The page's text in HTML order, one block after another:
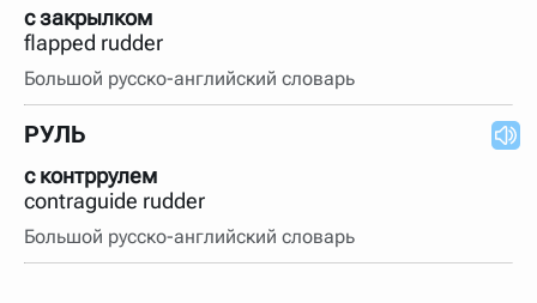
с закрылком
flapped rudder
Большой русско-английский словарь
РУЛЬ
с контррулем
contraguide rudder
Большой русско-английский словарь